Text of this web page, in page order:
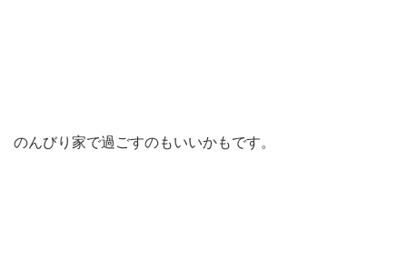
のんびり家で過ごすのもいいかもです。